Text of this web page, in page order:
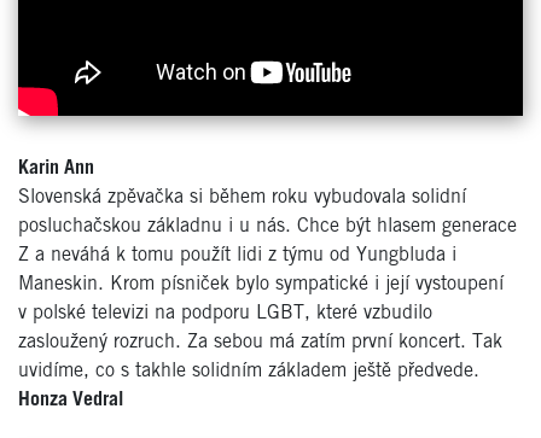
Karin Ann
Slovenská zpěvačka si během roku vybudovala solidní
posluchačskou základnu i u nás. Chce být hlasem generace
Z a neváhá k tomu použít lidi z týmu od Yungbluda i
Maneskin. Krom písniček bylo sympatické i její vystoupení
v polské televizi na podporu LGBT, které vzbudilo
zasloužený rozruch. Za sebou má zatím první koncert. Tak
uvidíme, co s takhle solidním základem ještě předvede.
Honza Vedral